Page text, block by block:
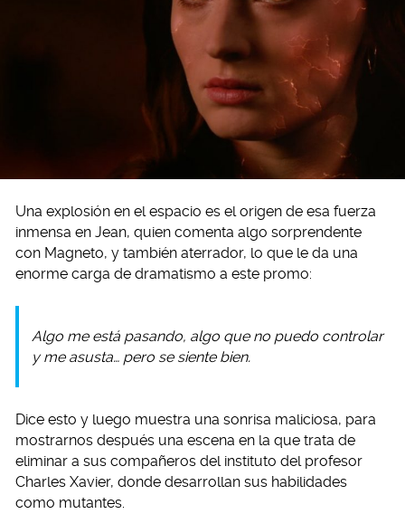
Una explosión en el espacio es el origen de esa fuerza
inmensa en Jean, quien comenta algo sorprendente
con Magneto, y también aterrador, lo que le da una
enorme carga de dramatismo a este promo:
Algo me está pasando, algo que no puedo controlar
y me asusta… pero se siente bien.
Dice esto y luego muestra una sonrisa maliciosa, para
mostrarnos después una escena en la que trata de
eliminar a sus compañeros del instituto del profesor
Charles Xavier, donde desarrollan sus habilidades
como mutantes.